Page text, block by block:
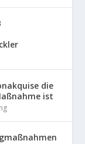
die
ist